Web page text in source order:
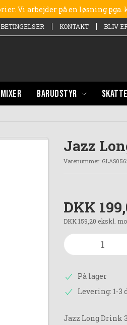
Vi arbejder på en løsning
KONTAKT BLIV
MIXER BARUDSTYR
Jazz
Varenummer:
DKK
DKK 159,20 ekskl.
På lager
Levering: 1-3
Jazz Long Drink